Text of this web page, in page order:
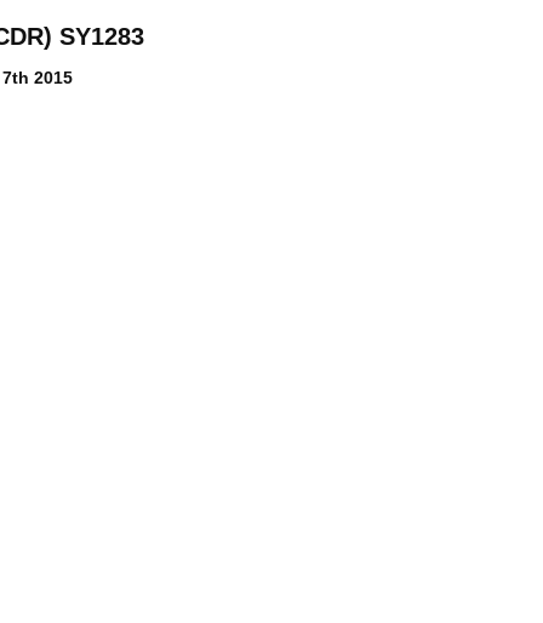
SY1283
2015